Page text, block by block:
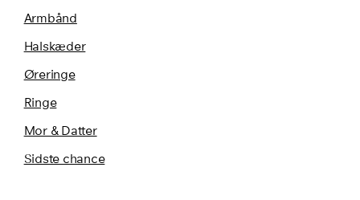
Armbånd
Halskæder
Øreringe
Ringe
Mor & Datter
Sidste chance